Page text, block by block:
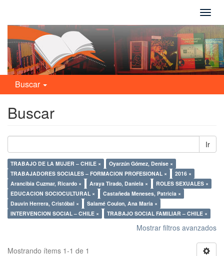
Buscar
Buscar
Ir
TRABAJO DE LA MUJER – CHILE ×
Oyarzún Gómez, Denise ×
TRABAJADORES SOCIALES – FORMACION PROFESIONAL ×
2016 ×
Arancibia Cuzmar, Ricardo ×
Araya Tirado, Daniela ×
ROLES SEXUALES ×
EDUCACION SOCIOCULTURAL ×
Castañeda Meneses, Patricia ×
Dauvin Herrera, Cristóbal ×
Salamé Coulon, Ana María ×
INTERVENCION SOCIAL – CHILE ×
TRABAJO SOCIAL FAMILIAR – CHILE ×
Mostrar filtros avanzados
Mostrando ítems 1-1 de 1